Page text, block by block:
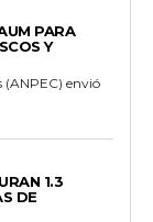
PARA
Y
(ANPEC) envió
1.3
DE